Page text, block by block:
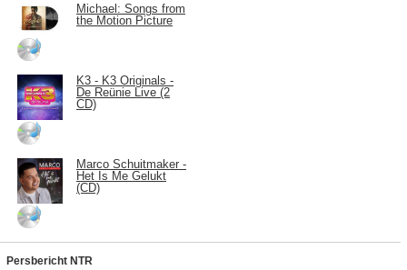
Michael: Songs from
the Motion Picture
K3 - K3 Originals -
De Reünie Live (2
CD)
Marco Schuitmaker -
Het Is Me Gelukt
(CD)
Persbericht NTR